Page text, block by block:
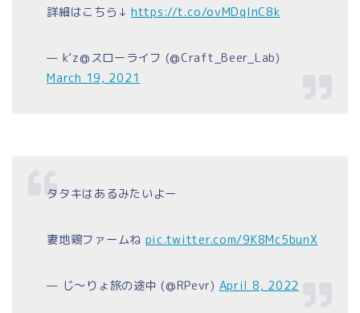
詳細はこちら↓ https://t.co/ovMDqInC8k
— k’z@スローライフ (@Craft_Beer_Lab)
March 19, 2021
タタキはあるみたいよー
妻地鶏ファームね pic.twitter.com/9K8Mc5bunX
— じ〜りょ旅の途中 (@RPevr) April 8, 2022